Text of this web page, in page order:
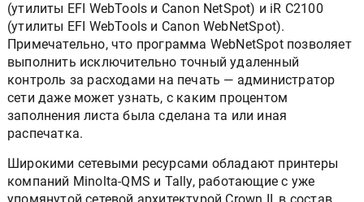
(утилиты EFI WebTools и Canon NetSpot) и iR C2100
(утилиты EFI WebTools и Canon WebNetSpot).
Примечательно, что программа WebNetSpot позволяет
выполнить исключительно точный удаленный
контроль за расходами на печать — администратор
сети даже может узнать, с каким процентом
заполнения листа была сделана та или иная
распечатка.
Широкими сетевыми ресурсами обладают принтеры
компаний Minolta-QMS и Tally, работающие с уже